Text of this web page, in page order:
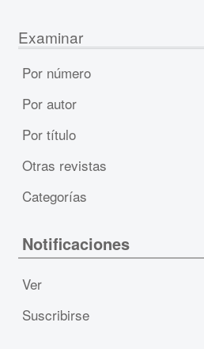
Examinar
Por número
Por autor
Por título
Otras revistas
Categorías
Notificaciones
Ver
Suscribirse